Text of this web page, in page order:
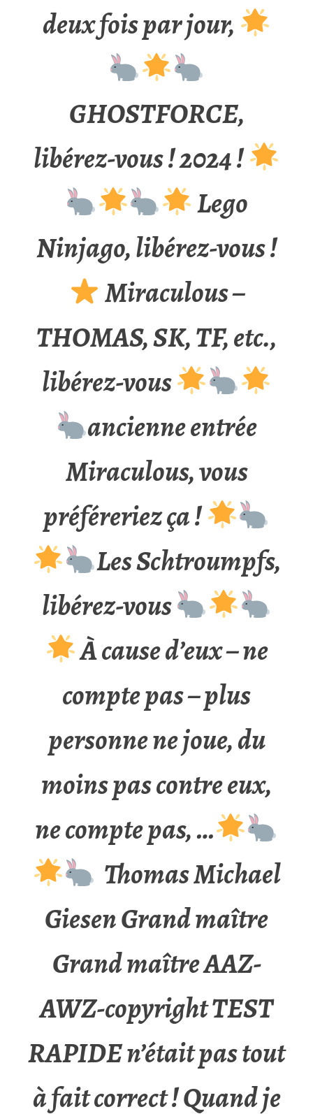
deux fois par jour,
GHOSTFORCE,
libérez-vous ! 2024 !
Lego
Ninjago, libérez-vous !
Miraculous –
THOMAS, SK, TF, etc.,
libérez-vous
ancienne entrée
Miraculous, vous
préféreriez ça !
Les Schtroumpfs,
libérez-vous
À cause d’eux – ne
compte pas – plus
personne ne joue, du
moins pas contre eux,
ne compte pas, …
Thomas Michael
Giesen Grand maître
Grand maître AAZ-
AWZ-copyright TEST
RAPIDE n’était pas tout
à fait correct ! Quand je